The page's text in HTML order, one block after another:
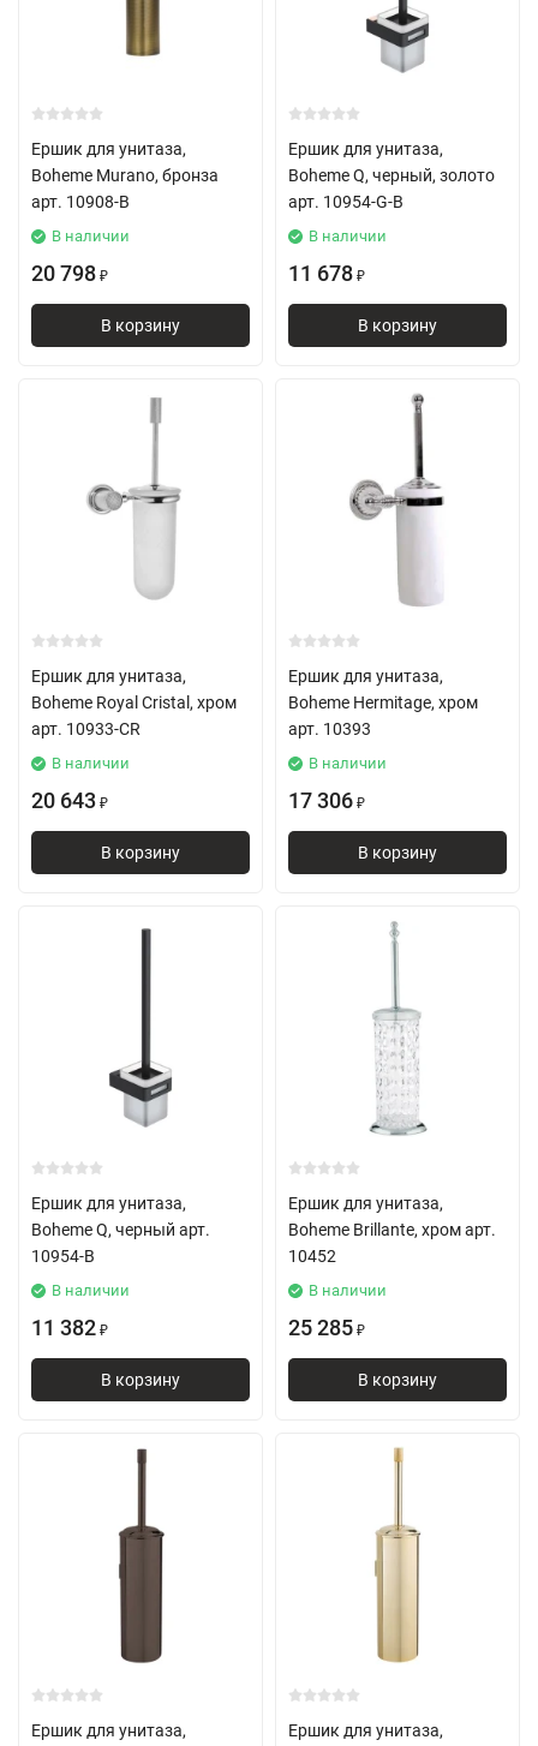
Ершик для унитаза,
Boheme Murano, бронза
арт. 10908-B
В наличии
20 798 ₽
В корзину
Ершик для унитаза,
Boheme Q, черный, золото
арт. 10954-G-B
В наличии
11 678 ₽
В корзину
Ершик для унитаза,
Boheme Royal Cristal, хром
арт. 10933-CR
В наличии
20 643 ₽
В корзину
Ершик для унитаза,
Boheme Hermitage, хром
арт. 10393
В наличии
17 306 ₽
В корзину
Ершик для унитаза,
Boheme Q, черный арт.
10954-B
В наличии
11 382 ₽
В корзину
Ершик для унитаза,
Boheme Brillante, хром арт.
10452
В наличии
25 285 ₽
В корзину
Ершик для унитаза,
Ершик для унитаза,